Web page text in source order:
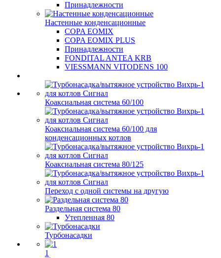
Принадлежности
Настенные конденсационные
COPA EOMIX
COPA EOMIX PLUS
Принадлежности
FONDITAL ANTEA KRB
VIESSMANN VITODENS 100
Коаксиальная система 60/100
Коаксиальная система 60/100 для
конденсационных котлов
Коаксиальная система 80/125
Переход с одной системы на другую
Раздельная система 80
Утепленная 80
Турбонасадки
1